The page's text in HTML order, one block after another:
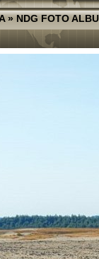
»NDG FOTO